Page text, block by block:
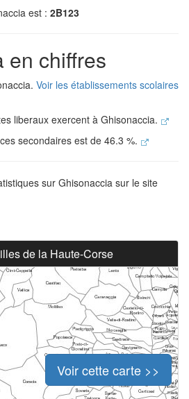
est : 2B123
en chiffres
Voir les établissements scolaires
liberaux exercent à Ghisonaccia.
secondaires est de 46.3 %.
sur Ghisonaccia sur le site
de la Haute-Corse
Voir cette carte >>